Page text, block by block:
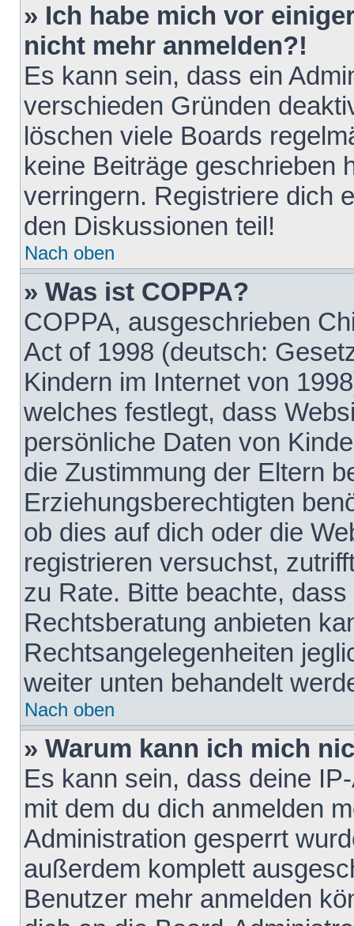
» Ich habe mich vor
nicht mehr anmelden?!
Es kann sein, dass ein
verschieden Gründen
löschen viele Boards
keine Beiträge geschrieben
verringern. Registriere dich
den Diskussionen teil!
Nach oben
» Was ist COPPA?
COPPA, ausgeschrieben
Act of 1998 (deutsch:
Kindern im Internet von
welches festlegt, dass
persönliche Daten von
die Zustimmung der Eltern
Erziehungsberechtigten
ob dies auf dich oder die
registrieren versuchst,
zu Rate. Bitte beachte,
Rechtsberatung anbieten
Rechtsangelegenheiten
weiter unten behandelt
Nach oben
» Warum kann ich mich
Es kann sein, dass deine
mit dem du dich anmelden
Administration gesperrt
außerdem komplett
Benutzer mehr anmelden